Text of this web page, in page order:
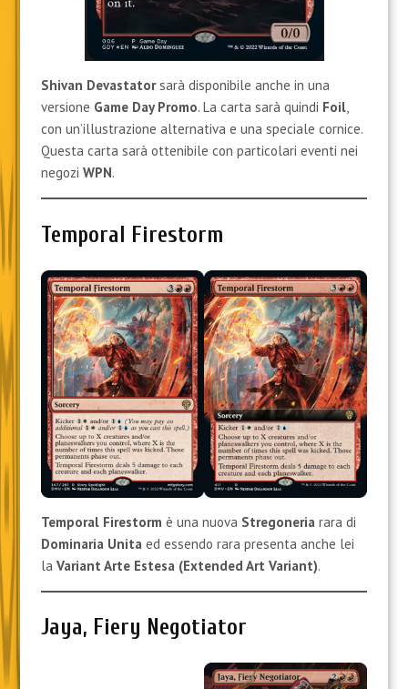
Shivan Devastatorsarà disponibile anche in una
versione Game Day Promo. La carta sarà quindi Foil,
con un’illustrazione alternativa e una speciale cornice.
Questa carta sarà ottenibile con particolari eventi nei
negozi WPN.
Temporal Firestorm
Temporal Firestorm è una nuova Stregoneria rara di
Dominaria Unitaed essendo rara presenta anche lei
la Variant Arte Estesa (Extended Art Variant).
Jaya, Fiery Negotiator